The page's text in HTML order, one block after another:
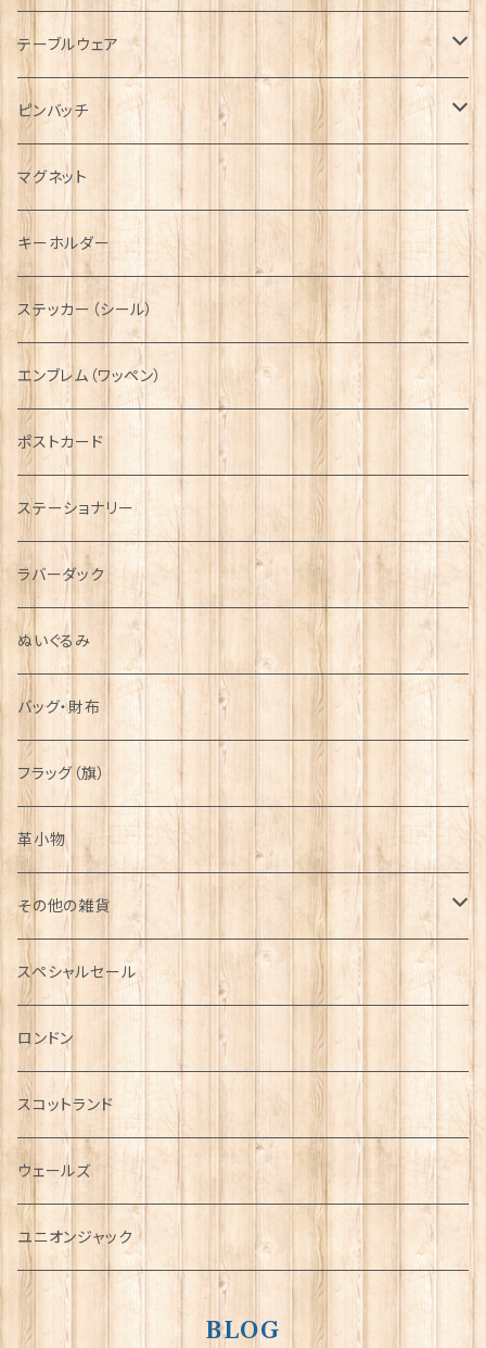
キャップ
ハンチング帽
キャスケット
ディアストーカー
ニット帽
Tシャツ
マフラー
タータン【Bronte by Moon】
タータン【Glencroft】
ボタンラップマフラー【Aran Traditions】
サッシュ
スカーフ
ファッションマスク
ブローチ
ペンダント
チャーム
その他のアクセサリー
インテリア置物
ラブスプーン
ラブスプーン【SION LLEWELLYN】
ラブスプーン【PAUL CURTIS】
ファブリック
テーブルウェア
ティータオル
ペーパーナプキン
ティーコジー
その他テーブルウェア
ピンバッチ
ジェネラルデザイン
乗り物
動物＆植物
国旗＆紋章
音楽＆楽器
運動＆人物
シンボル
ミリタリー
NAVY
AIRFORCE
ARMY
ピューター
マグネット
キーホルダー
ステッカー（シール）
エンブレム（ワッペン）
ポストカード
ステーショナリー
ラバーダック
ぬいぐるみ
バッグ・財布
フラッグ（旗）
革小物
その他の雑貨
ミニカー
チャーム
犬グッズ
傘
指貫(シンブル)
スペシャルセール
ロンドン
スコットランド
ウェールズ
ユニオンジャック
BLOG